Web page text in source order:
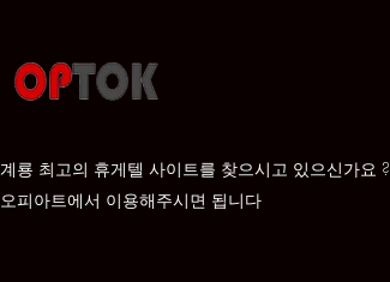
계룡 최고의 휴게텔 사이트를 찾으시고 있으신가요 ?
​오피아트에서 이용해주시면 됩니다